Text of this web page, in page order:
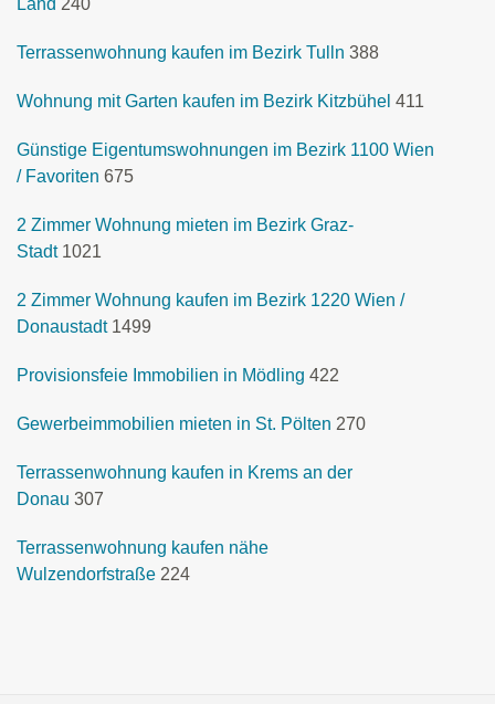
Land 240
Terrassenwohnung kaufen im Bezirk Tulln 388
Wohnung mit Garten kaufen im Bezirk Kitzbühel 411
Günstige Eigentumswohnungen im Bezirk 1100 Wien
/ Favoriten 675
2 Zimmer Wohnung mieten im Bezirk Graz-
Stadt 1021
2 Zimmer Wohnung kaufen im Bezirk 1220 Wien /
Donaustadt 1499
Provisionsfeie Immobilien in Mödling 422
Gewerbeimmobilien mieten in St. Pölten 270
Terrassenwohnung kaufen in Krems an der
Donau 307
Terrassenwohnung kaufen nähe
Wulzendorfstraße 224